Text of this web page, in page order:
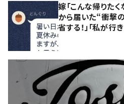
嫁「こんな帰りたく
から届いた“衝撃
省する！」「私が行